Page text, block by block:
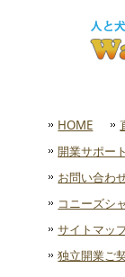
HOME
開業サポート
お問い合わ
コニーズシ
サイトマッ
独立開業ご